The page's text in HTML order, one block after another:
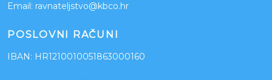
Email: ravnateljstvo@kbco.hr
POSLOVNI RAČUNI
IBAN: HR1210010051863000160